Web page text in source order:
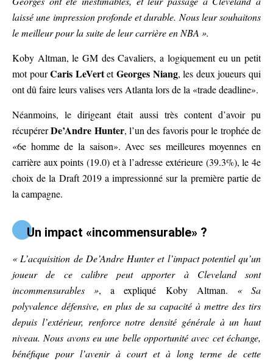
laissé une impression profonde et durable. Nous leur souhaitons
le meilleur pour la suite de leur carrière en NBA ».
Koby Altman, le GM des Cavaliers, a logiquement eu un petit
mot pourCaris LeVertetGeorges Niang, les deux joueurs qui
ont dû faire leurs valises vers Atlanta lors de la «trade deadline».
Néanmoins, le dirigeant était aussi très content d’avoir pu
récupérerDe’Andre Hunter, l’un des favoris pour le trophée de
«6e homme de la saison». Avec ses meilleures moyennes en
carrière aux points (19.0) et à l’adresse extérieure (39.3%), le 4e
choix de la Draft 2019 a impressionné sur la première partie de
la campagne.
Un impact «incommensurable» ?
« L’acquisition de De’Andre Hunter et l’impact potentiel qu’un
joueur de ce calibre peut apporter à Cleveland sont
incommensurables », a expliqué Koby Altman. « Sa
polyvalence défensive, en plus de sa capacité à mettre des tirs
depuis l’extérieur, renforce notre densité générale à un haut
niveau. Nous avons eu une belle opportunité avec cet échange,
bénéfique pour l’avenir à court et à long terme de cette